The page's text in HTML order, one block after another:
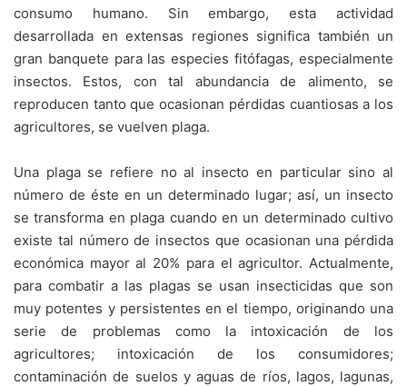
consumo humano. Sin embargo, esta actividad
desarrollada en extensas regiones significa también un
gran banquete para las especies fitófagas, especialmente
insectos. Estos, con tal abundancia de alimento, se
reproducen tanto que ocasionan pérdidas cuantiosas a los
agricultores, se vuelven plaga.
Una plaga se refiere no al insecto en particular sino al
número de éste en un determinado lugar; así, un insecto
se transforma en plaga cuando en un determinado cultivo
existe tal número de insectos que ocasionan una pérdida
económica mayor al 20% para el agricultor. Actualmente,
para combatir a las plagas se usan insecticidas que son
muy potentes y persistentes en el tiempo, originando una
serie de problemas como la intoxicación de los
agricultores; intoxicación de los consumidores;
contaminación de suelos y aguas de ríos, lagos, lagunas,